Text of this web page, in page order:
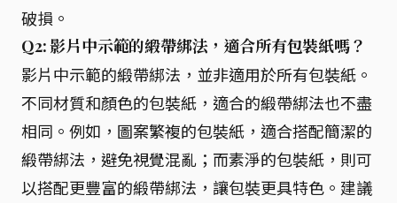
破損。
Q2: 影片中示範的緞帶綁法，適合所有包裝紙嗎？
影片中示範的緞帶綁法，並非適用於所有包裝紙。
不同材質和顏色的包裝紙，適合的緞帶綁法也不盡
相同。例如，圖案繁複的包裝紙，適合搭配簡潔的
緞帶綁法，避免視覺混亂；而素淨的包裝紙，則可
以搭配更豐富的緞帶綁法，讓包裝更具特色。建議